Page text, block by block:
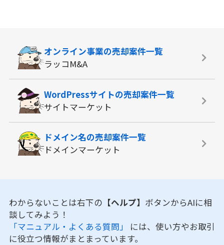
オンライン事業の売却案件一覧
ラッコM&A
WordPressサイトの売却案件一覧
サイトマーケット
ドメイン名の売却案件一覧
ドメインマーケット
わからないことは右下の 【ヘルプ】 ボタンからAIに相
談してみよう！
「マニュアル・よくある質問」 には、使い方やお取引
に役立つ情報がまとまっています。